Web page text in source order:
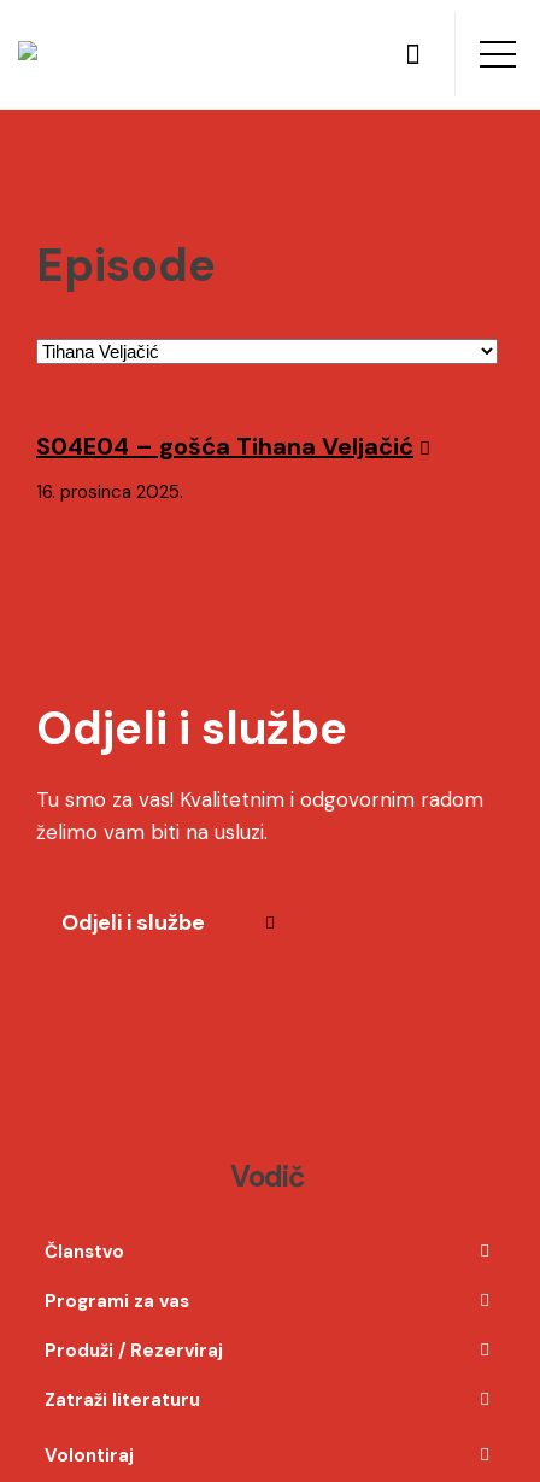
Episode
S04E04 – gošća Tihana Veljačić
16. prosinca 2025.
Odjeli i službe
Tu smo za vas! Kvalitetnim i odgovornim radom
želimo vam biti na usluzi.
Odjeli i službe
Vodič
Članstvo
Programi za vas
Produži / Rezerviraj
Zatraži literaturu
Volontiraj